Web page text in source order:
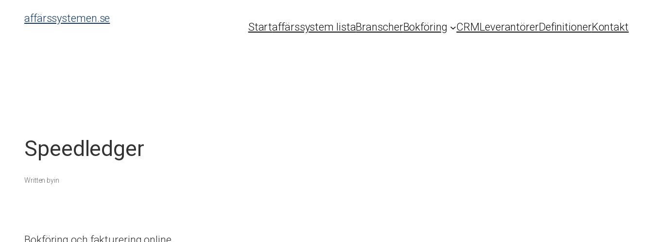
affärssystemen.se
Startaffärssystem listaBranscherBokföring CRMLeverantörerDefinitionerKontakt
Speedledger
Written byin